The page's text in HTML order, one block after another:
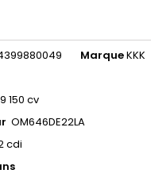
MarqueKKK
150 cv
OM646DE22LA
cdi